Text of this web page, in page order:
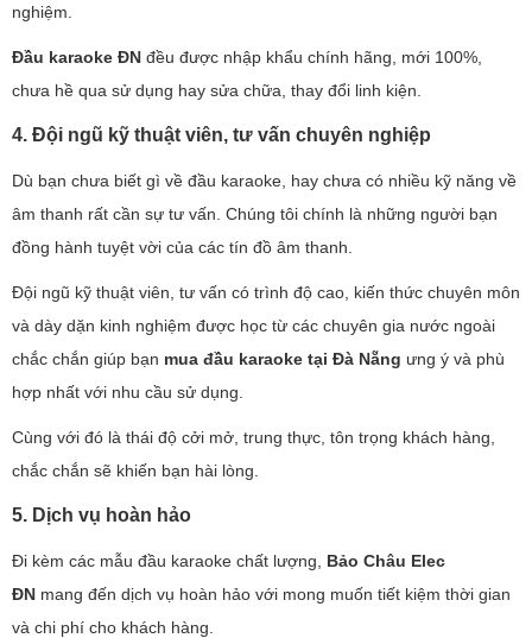
nghiệm.
Đầu karaoke ĐN đều được nhập khẩu chính hãng, mới 100%,
chưa hề qua sử dụng hay sửa chữa, thay đổi linh kiện.
4. Đội ngũ kỹ thuật viên, tư vấn chuyên nghiệp
Dù bạn chưa biết gì về đầu karaoke, hay chưa có nhiều kỹ năng về
âm thanh rất cần sự tư vấn. Chúng tôi chính là những người bạn
đồng hành tuyệt vời của các tín đồ âm thanh.
Đội ngũ kỹ thuật viên, tư vấn có trình độ cao, kiến thức chuyên môn
và dày dặn kinh nghiệm được học từ các chuyên gia nước ngoài
chắc chắn giúp bạn mua đầu karaoke tại Đà Nẵng ưng ý và phù
hợp nhất với nhu cầu sử dụng.
Cùng với đó là thái độ cởi mở, trung thực, tôn trọng khách hàng,
chắc chắn sẽ khiến bạn hài lòng.
5. Dịch vụ hoàn hảo
Đi kèm các mẫu đầu karaoke chất lượng, Bảo Châu Elec
ĐN mang đến dịch vụ hoàn hảo với mong muốn tiết kiệm thời gian
và chi phí cho khách hàng.